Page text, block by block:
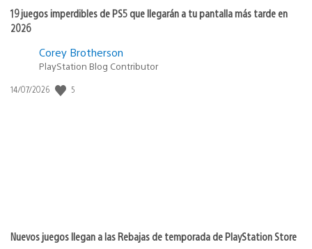
19 juegos imperdibles de PS5 que llegarán a tu pantalla más tarde en
2026
Corey Brotherson
PlayStation Blog Contributor
Fecha
14/07/2026 5
Nuevos juegos llegan a las Rebajas de temporada de PlayStation Store